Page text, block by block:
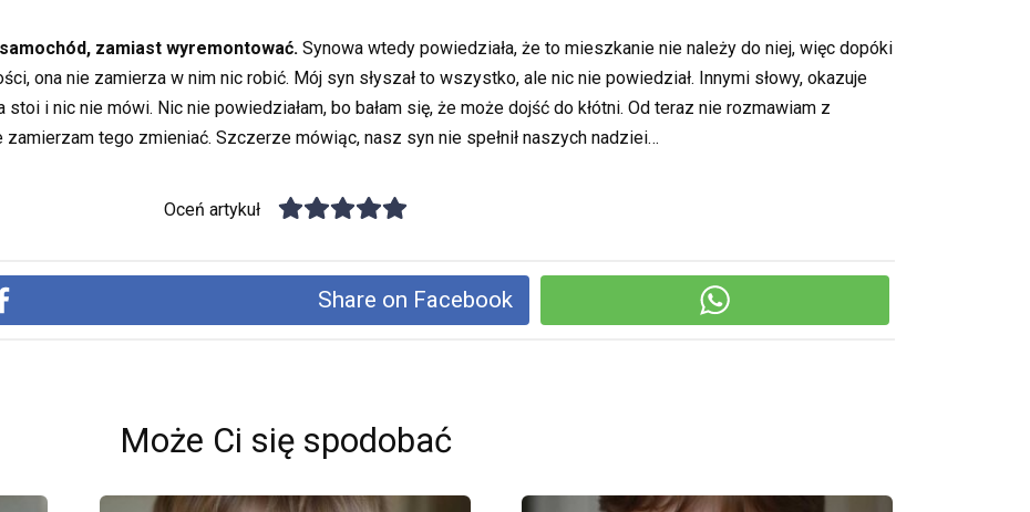
zamiast wyremontować. Synowa wtedy powiedziała, że to mieszkanie nie należy do niej, więc dopóki
ona nie zamierza w nim nic robić. Mój syn słyszał to wszystko, ale nic nie powiedział. Innymi słowy, okazuje
i nic nie mówi. Nic nie powiedziałam, bo bałam się, że może dojść do kłótni. Od teraz nie rozmawiam z
tego zmieniać. Szczerze mówiąc, nasz syn nie spełnił naszych nadziei…
Oceń artykuł
Share on Facebook
Może Ci się spodobać